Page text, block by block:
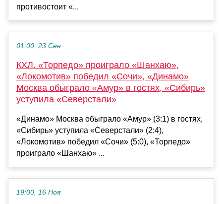
противостоит «...
01:00, 23 Сен
КХЛ. «Торпедо» проиграло «Шанхаю»,
«Локомотив» победил «Сочи», «Динамо»
Москва обыграло «Амур» в гостях, «Сибирь»
уступила «Северстали»
«Динамо» Москва обыграло «Амур» (3:1) в гостях,
«Сибирь» уступила «Северстали» (2:4),
«Локомотив» победил «Сочи» (5:0), «Торпедо»
проиграло «Шанхаю» ...
19:00, 16 Ноя